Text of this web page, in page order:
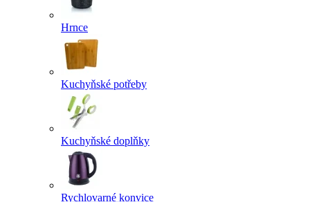
Hrnce
Kuchyňské potřeby
Kuchyňské doplňky
Rychlovarné konvice